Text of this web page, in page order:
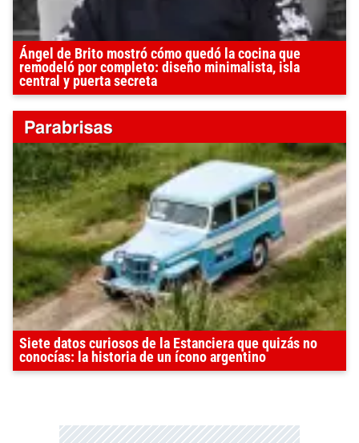
Ángel de Brito mostró cómo quedó la cocina que
remodeló por completo: diseño minimalista, isla
central y puerta secreta
Siete datos curiosos de la Estanciera que quizás no
conocías: la historia de un ícono argentino